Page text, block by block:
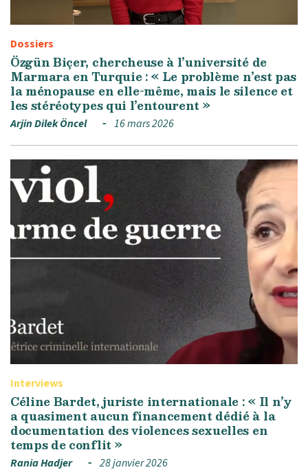
Dossiers
Özgün Biçer, chercheuse à l’université de
Marmara en Turquie : « Le problème n’est pas
la ménopause en elle-même, mais le silence et
les stéréotypes qui l’entourent »
Arjin Dilek Öncel 16 mars 2026
Interviews
Céline Bardet, juriste internationale : « Il n’y
a quasiment aucun financement dédié à la
documentation des violences sexuelles en
temps de conflit »
Rania Hadjer 28 janvier 2026